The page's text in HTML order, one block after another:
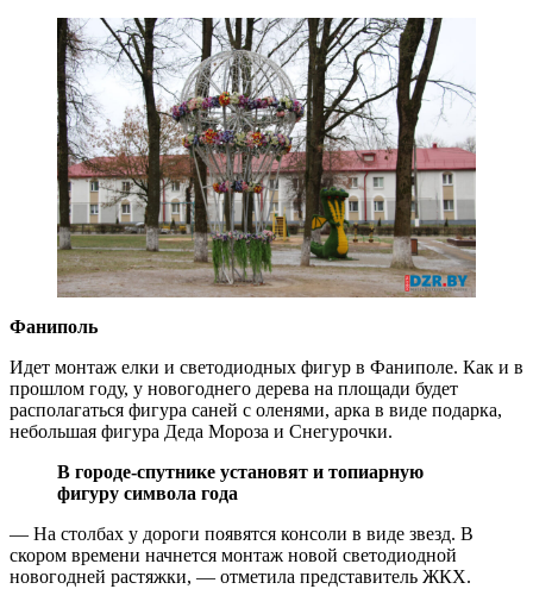
Фаниполь
Идет монтаж елки и светодиодных фигур в Фаниполе. Как и в
прошлом году, у новогоднего дерева на площади будет
располагаться фигура саней с оленями, арка в виде подарка,
небольшая фигура Деда Мороза и Снегурочки.
В городе-спутнике установят и топиарную
фигуру символа года
— На столбах у дороги появятся консоли в виде звезд. В
скором времени начнется монтаж новой светодиодной
новогодней растяжки, — отметила представитель ЖКХ.